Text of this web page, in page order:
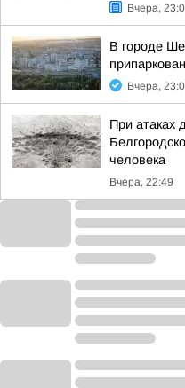
Вчера,
В городе
Вчера,
При атаках
человека
Вчера, 22:49